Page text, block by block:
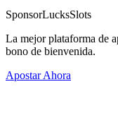
SponsorLucksSlots
La mejor plataforma de
bono de bienvenida.
Apostar Ahora